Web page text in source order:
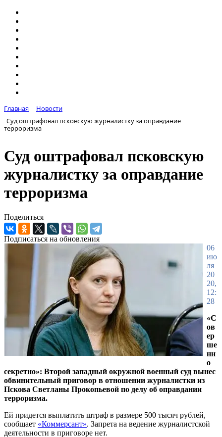
Главная
Новости
Суд оштрафовал псковскую журналистку за оправдание
терроризма
Суд оштрафовал псковскую
журналистку за оправдание
терроризма
Поделиться
Подписаться на обновления
06
ию
ля
20
20,
12:
28
«С
ов
ер
ше
нн
о
секретно»: Второй западный окружной военный суд вынес
обвинительный приговор в отношении журналистки из
Пскова Светланы Прокопьевой по делу об оправдании
терроризма.
Ей придется выплатить штраф в размере 500 тысяч рублей,
сообщает «Коммерсант». Запрета на ведение журналистской
деятельности в приговоре нет.